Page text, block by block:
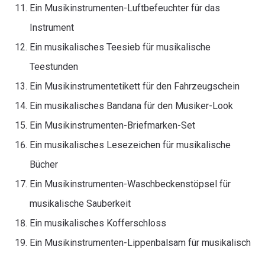
Ein Musikinstrumenten-Luftbefeuchter für das
Instrument
Ein musikalisches Teesieb für musikalische
Teestunden
Ein Musikinstrumentetikett für den Fahrzeugschein
Ein musikalisches Bandana für den Musiker-Look
Ein Musikinstrumenten-Briefmarken-Set
Ein musikalisches Lesezeichen für musikalische
Bücher
Ein Musikinstrumenten-Waschbeckenstöpsel für
musikalische Sauberkeit
Ein musikalisches Kofferschloss
Ein Musikinstrumenten-Lippenbalsam für musikalisch